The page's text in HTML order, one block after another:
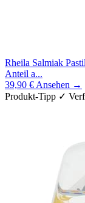
Rheila Salmiak
Anteil a...
39,90 € Ansehen →
Produkt-Tipp ✓